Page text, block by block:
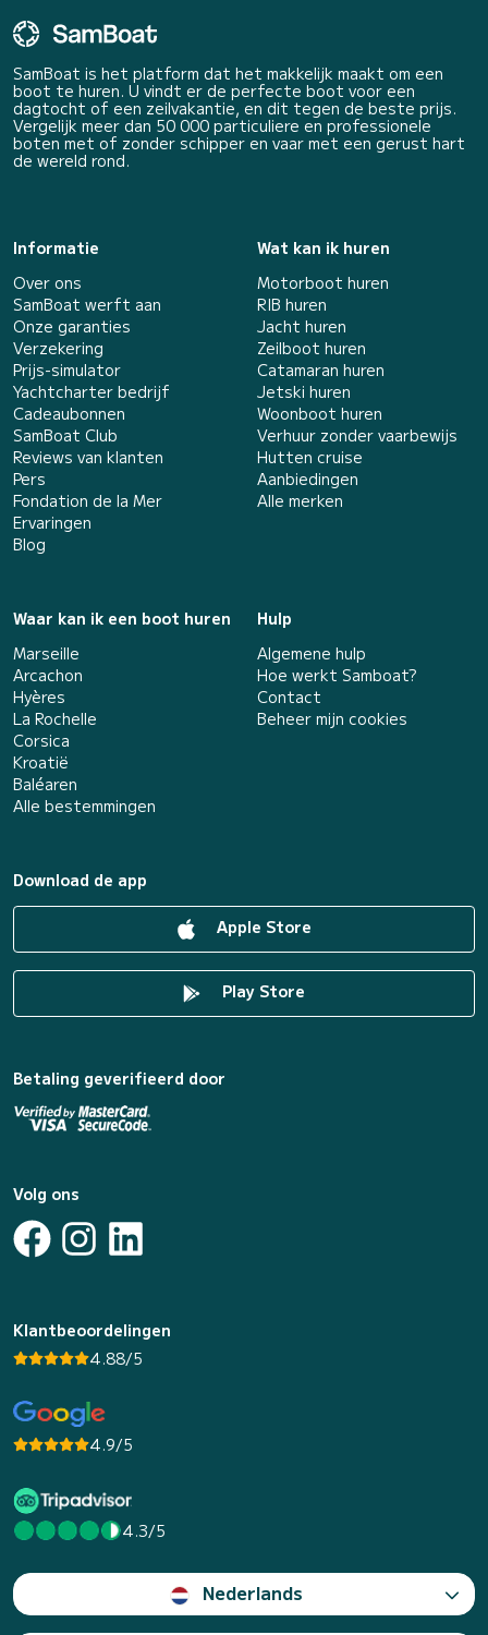
SamBoat is het platform dat het makkelijk maakt om een
boot te huren. U vindt er de perfecte boot voor een
dagtocht of een zeilvakantie, en dit tegen de beste prijs.
Vergelijk meer dan 50 000 particuliere en professionele
boten met of zonder schipper en vaar met een gerust hart
de wereld rond.
Informatie
Over ons
SamBoat werft aan
Onze garanties
Verzekering
Prijs-simulator
Yachtcharter bedrijf
Cadeaubonnen
SamBoat Club
Reviews van klanten
Pers
Fondation de la Mer
Ervaringen
Blog
Wat kan ik huren
Motorboot huren
RIB huren
Jacht huren
Zeilboot huren
Catamaran huren
Jetski huren
Woonboot huren
Verhuur zonder vaarbewijs
Hutten cruise
Aanbiedingen
Alle merken
Waar kan ik een boot huren
Marseille
Arcachon
Hyères
La Rochelle
Corsica
Kroatië
Baléaren
Alle bestemmingen
Hulp
Algemene hulp
Hoe werkt Samboat?
Contact
Beheer mijn cookies
Download de app
Apple Store
Play Store
Betaling geverifieerd door
Volg ons
Klantbeoordelingen
4.88/5
4.9/5
4.3/5
Nederlands